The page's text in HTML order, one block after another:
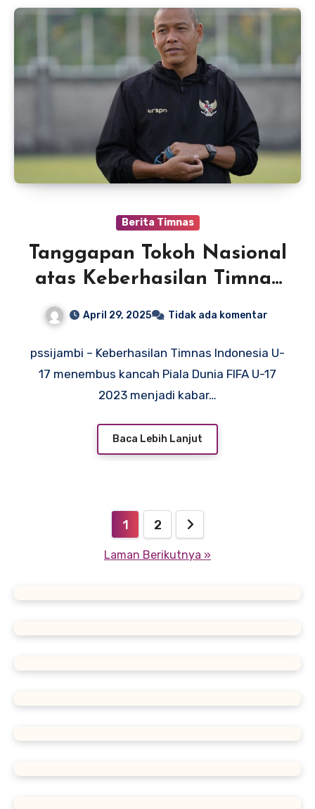
Berita Timnas
Tanggapan Tokoh Nasional
atas Keberhasilan Timnas
U-17: Harapan Baru Sepak
April 29, 2025 Tidak ada komentar
pssijambi – Keberhasilan Timnas Indonesia U-
17 menembus kancah Piala Dunia FIFA U-17
2023 menjadi kabar…
Baca Lebih Lanjut
1 2
Laman Berikutnya »